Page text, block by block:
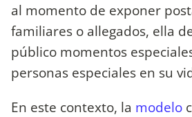
al momento de exponer
familiares o allegados, ella
público momentos
personas especiales en su
En este contexto, la modelo